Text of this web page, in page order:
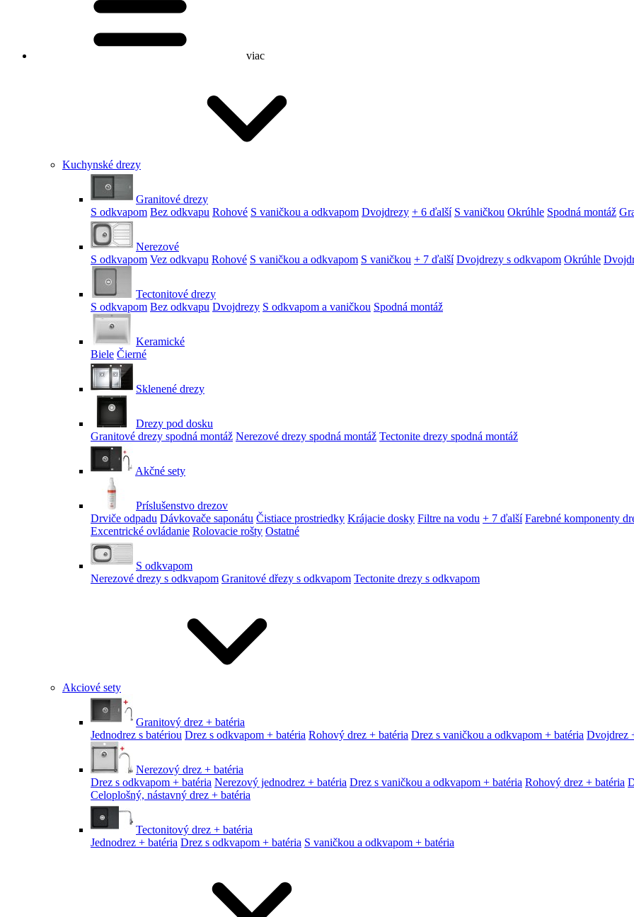
viac
Kuchynské drezy
Granitové drezy
S odkvapom Bez odkvapu Rohové S vaničkou a odkvapom Dvojdrezy + 6 ďalší S vaničkou Okrúhle Spodná montáž
Nerezové
S odkvapom Vez odkvapu Rohové S vaničkou a odkvapom S vaničkou + 7 ďalší Dvojdrezy s odkvapom Okrúhle
Tectonitové drezy
S odkvapom Bez odkvapu Dvojdrezy S odkvapom a vaničkou Spodná montáž
Keramické
Biele Čierné
Sklenené drezy
Drezy pod dosku
Granitové drezy spodná montáž Nerezové drezy spodná montáž Tectonite drezy spodná montáž
Akčné sety
Príslušenstvo drezov
Drviče odpadu Dávkovače saponátu Čistiace prostriedky Krájacie dosky Filtre na vodu + 7 ďalší Farebné komponenty
Excentrické ovládanie Rolovacie rošty Ostatné
S odkvapom
Nerezové drezy s odkvapom Granitové dřezy s odkvapom Tectonite drezy s odkvapom
Akciové sety
Granitový drez + batéria
Jednodrez s batériou Drez s odkvapom + batéria Rohový drez + batéria Drez s vaničkou a odkvapom + batéria Dvojdrez
Nerezový drez + batéria
Drez s odkvapom + batéria Nerezový jednodrez + batéria Drez s vaničkou a odkvapom + batéria Rohový drez + batéria
Celoplošný, nástavný drez + batéria
Tectonitový drez + batéria
Jednodrez + batéria Drez s odkvapom + batéria S vaničkou a odkvapom + batéria